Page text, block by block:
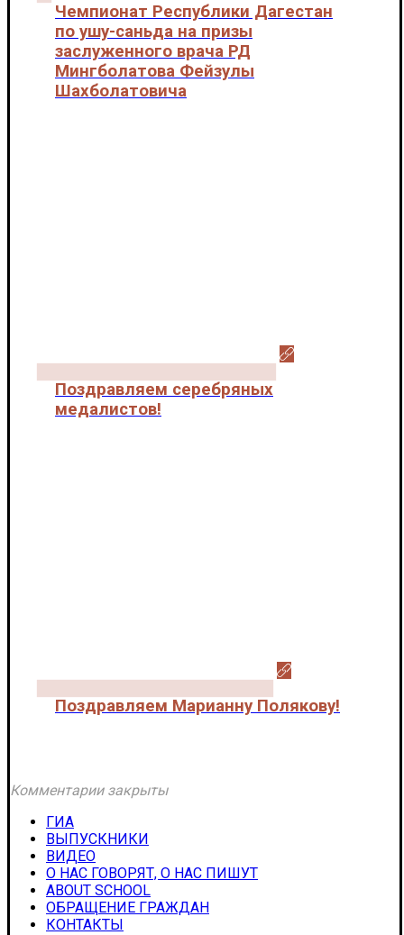
Чемпионат Республики Дагестан
по ушу-саньда на призы
заслуженного врача РД
Мингболатова Фейзулы
Шахболатовича
Поздравляем серебряных
медалистов!
Поздравляем Марианну Полякову!
Комментарии закрыты
ГИА
ВЫПУСКНИКИ
ВИДЕО
О НАС ГОВОРЯТ, О НАС ПИШУТ
ABOUT SCHOOL
ОБРАЩЕНИЕ ГРАЖДАН
КОНТАКТЫ